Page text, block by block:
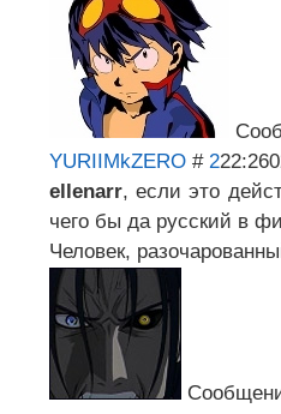
YURIIMkZERO # 222:26
ellenarr, если это
чего бы да русский в
Человек,